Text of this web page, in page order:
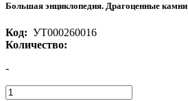
Большая энциклопедия. Драгоценные камни
Код: УТ000260016
Количество:
-